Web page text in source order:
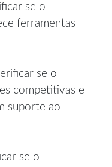
se o
ferramentas
se o
competitivas e
suporte ao
se o